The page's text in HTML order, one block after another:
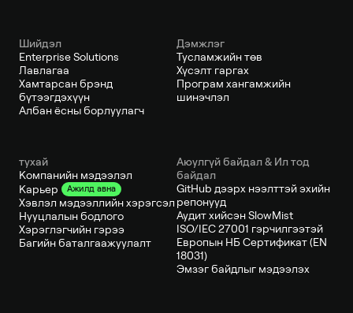
Шийдэл
Enterprise Solutions
Лавлагаа
Хамтарсан брэнд
бүтээгдэхүүн
Албан ёсны борлуулагч
Дэмжлэг
Тусламжийн төв
Хүсэлт гаргах
Програм хангамжийн
шинэчлэл
тухай
Компанийн мэдээлэл
Карьер
Ажилд авна
Хэвлэл мэдээллийн хэрэгсэл
Нууцлалын бодлого
Хэрэглэгчийн гэрээ
Багийн баталгаажуулалт
Аюулгүй байдал & Ил тод
байдал
GitHub дээрх нээлттэй эхийн
репонууд
Аудит хийсэн SlowMist
ISO/IEC 27001 гэрчилгээтэй
Европын НБ Сертификат (EN
18031)
Эмзэг байдлыг мэдээлэх